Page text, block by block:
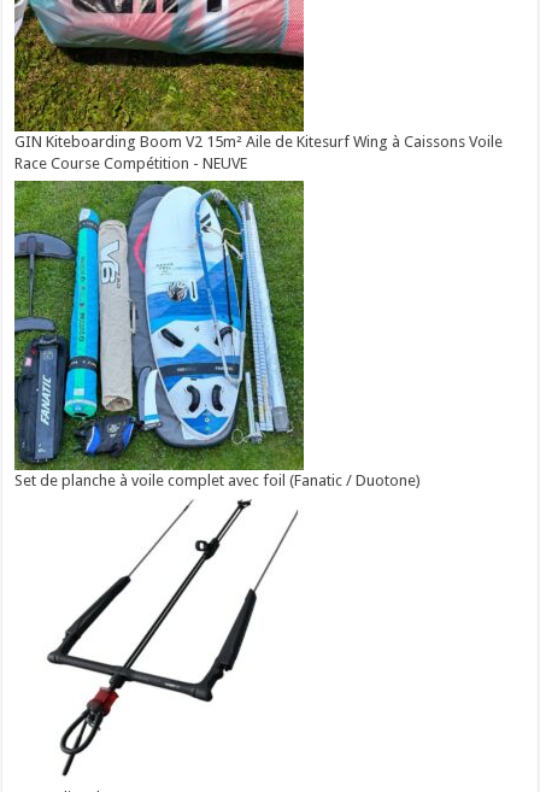
GIN Kiteboarding Boom V2 15m² Aile de Kitesurf Wing à Caissons Voile
Race Course Compétition - NEUVE
Set de planche à voile complet avec foil (Fanatic / Duotone)